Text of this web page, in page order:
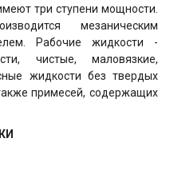
три ступени мощности.
мезаническим
Рабочие жидкости -
чистые, маловязкие,
жидкости без твердых
примесей, содержащих